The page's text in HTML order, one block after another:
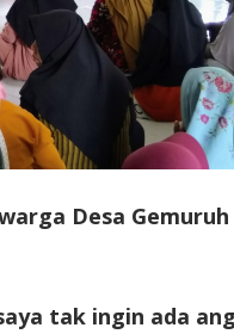
Desa
tak ingin ada